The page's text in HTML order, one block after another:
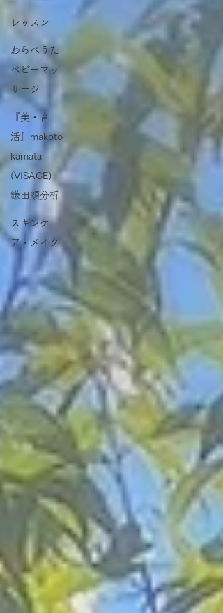
レッスン
わらべうた
ベビーマッ
サージ
『美・音
活』makoto
kamata
(VISAGE)
鎌田顔分析
スキンケ
ア・メイク